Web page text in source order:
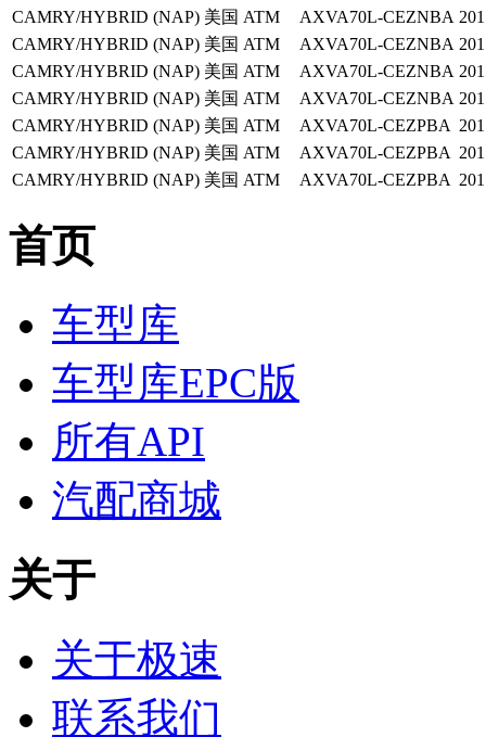
CAMRY/HYBRID (NAP) 美国 ATM AXVA70L-CEZNBA
CAMRY/HYBRID (NAP) 美国 ATM AXVA70L-CEZNBA
CAMRY/HYBRID (NAP) 美国 ATM AXVA70L-CEZNBA
CAMRY/HYBRID (NAP) 美国 ATM AXVA70L-CEZNBA
CAMRY/HYBRID (NAP) 美国 ATM AXVA70L-CEZPBA
CAMRY/HYBRID (NAP) 美国 ATM AXVA70L-CEZPBA
CAMRY/HYBRID (NAP) 美国 ATM AXVA70L-CEZPBA
首页
车型库
车型库EPC版
所有API
汽配商城
关于
关于极速
联系我们